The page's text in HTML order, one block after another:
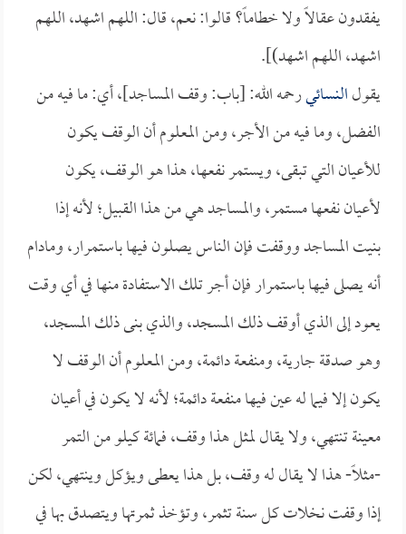
يفقدون عقالاً ولا خطاماً؟ قالوا: نعم، قال: اللهم اشهد، اللهم
اشهد، اللهم اشهد)].
يقولالنسائيرحمه الله: [باب: وقف المساجد]، أي: ما فيه من
الفضل، وما فيه من الأجر، ومن المعلوم أن الوقف يكون
للأعيان التي تبقى، ويستمر نفعها، هذا هو الوقف، يكون
لأعيان نفعها مستمر، والمساجد هي من هذا القبيل؛ لأنه إذا
بنيت المساجد ووقفت فإن الناس يصلون فيها باستمرار، ومادام
أنه يصلى فيها باستمرار فإن أجر تلك الاستفادة منها في أي وقت
يعود إلى الذي أوقف ذلك المسجد، والذي بنى ذلك المسجد،
وهو صدقة جارية، ومنفعة دائمة، ومن المعلوم أن الوقف لا
يكون إلا فيما له عين فيها منفعة دائمة؛ لأنه لا يكون في أعيان
معينة تنتهي، ولا يقال لمثل هذا وقف، فمائة كيلو من التمر
-مثلاً- هذا لا يقال له وقف، بل هذا يعطى ويؤكل وينتهي، لكن
إذا وقفت نخلات كل سنة تثمر، وتؤخذ ثمرتها ويتصدق بها في